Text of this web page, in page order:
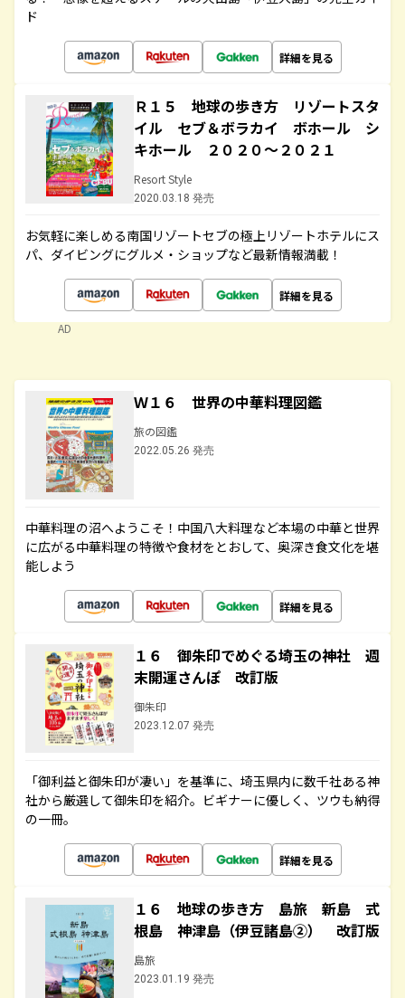
ド
詳細を見る
Ｒ１５ 地球の歩き方 リゾートスタ
イル セブ＆ボラカイ ボホール シ
キホール ２０２０～２０２１
Resort Style
2020.03.18 発売
お気軽に楽しめる南国リゾートセブの極上リゾートホテルにス
パ、ダイビングにグルメ・ショップなど最新情報満載！
詳細を見る
AD
Ｗ１６ 世界の中華料理図鑑
旅の図鑑
2022.05.26 発売
中華料理の沼へようこそ！中国八大料理など本場の中華と世界
に広がる中華料理の特徴や食材をとおして、奥深き食文化を堪
能しよう
詳細を見る
１６ 御朱印でめぐる埼玉の神社 週
末開運さんぽ 改訂版
御朱印
2023.12.07 発売
「御利益と御朱印が凄い」を基準に、埼玉県内に数千社ある神
社から厳選して御朱印を紹介。ビギナーに優しく、ツウも納得
の一冊。
詳細を見る
１６ 地球の歩き方 島旅 新島 式
根島 神津島（伊豆諸島②） 改訂版
島旅
2023.01.19 発売